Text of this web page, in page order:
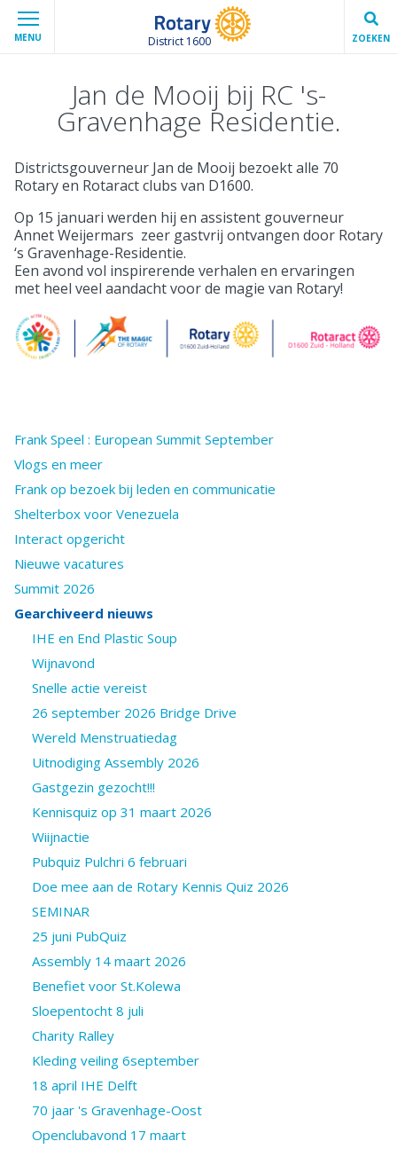
MENU District 1600 ZOEKEN
Jan de Mooij bij RC 's-
Gravenhage Residentie.
Districtsgouverneur Jan de Mooij bezoekt alle 70
Rotary en Rotaract clubs van D1600.
Op 15 januari werden hij en assistent gouverneur
Annet Weijermars zeer gastvrij ontvangen door Rotary
‘s Gravenhage-Residentie.
Een avond vol inspirerende verhalen en ervaringen
met heel veel aandacht voor de magie van Rotary!
Frank Speel : European Summit September
Vlogs en meer
Frank op bezoek bij leden en communicatie
Shelterbox voor Venezuela
Interact opgericht
Nieuwe vacatures
Summit 2026
Gearchiveerd nieuws
IHE en End Plastic Soup
Wijnavond
Snelle actie vereist
26 september 2026 Bridge Drive
Wereld Menstruatiedag
Uitnodiging Assembly 2026
Gastgezin gezocht!!!
Kennisquiz op 31 maart 2026
Wiijnactie
Pubquiz Pulchri 6 februari
Doe mee aan de Rotary Kennis Quiz 2026
SEMINAR
25 juni PubQuiz
Assembly 14 maart 2026
Benefiet voor St.Kolewa
Sloepentocht 8 juli
Charity Ralley
Kleding veiling 6september
18 april IHE Delft
70 jaar 's Gravenhage-Oost
Openclubavond 17 maart